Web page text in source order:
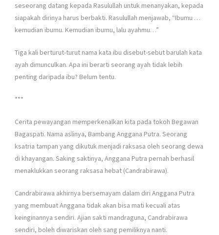
seseorang datang kepada Rasulullah untuk menanyakan, kepada
siapakah dirinya harus berbakti. Rasulullah menjawab, “Ibumu …
kemudian ibumu. Kemudian ibumu, lalu ayahmu…”
Tiga kali berturut-turut nama kata ibu disebut-sebut barulah kata
ayah dimunculkan. Apa ini berarti seorang ayah tidak lebih
penting daripada ibu? Belum tentu.
***
Cerita pewayangan memperkenalkan kita pada tokoh Begawan
Bagaspati. Nama aslinya, Bambang Anggana Putra. Seorang
ksatria tampan yang dikutuk menjadi raksasa oleh seorang dewa
di khayangan. Saking saktinya, Anggana Putra pernah berhasil
menaklukkan seorang raksasa hebat (Candrabirawa).
Candrabirawa akhirnya bersemayam dalam diri Anggana Putra
yang membuat Anggana tidak akan bisa mati kecuali atas
keinginannya sendiri. Ajian sakti mandraguna, Candrabirawa
sendiri, boleh diwariskan oleh sang pemiliknya nanti.